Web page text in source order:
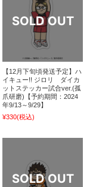
【12月下旬頃発送予定】ハ
イキュー!! ジロリ ダイカ
ットステッカー試合ver.(孤
爪研磨)【予約期間：2024
年9/13～9/29】
¥330(税込)